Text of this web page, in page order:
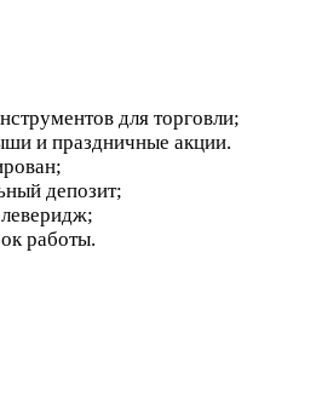
для торговли;
и праздничные акции.
депозит;
работы.